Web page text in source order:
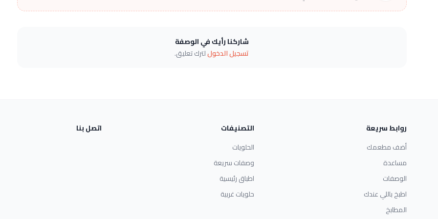
شاركنا رأيك في الوصفة
تسجيل الدخوللترك تعليق.
روابط سريعة
أضف مطعمك
مساعدة
الوصفات
اطبخ باللي عندك
المطابخ
التصنيفات
الحلويات
وصفات سريعة
اطباق رئيسية
حلويات غربية
اتصل بنا